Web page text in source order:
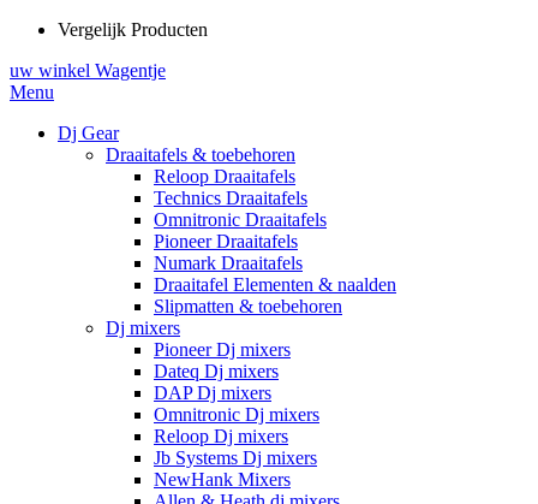
Vergelijk Producten
uw winkel Wagentje
Menu
Dj Gear
Draaitafels & toebehoren
Reloop Draaitafels
Technics Draaitafels
Omnitronic Draaitafels
Pioneer Draaitafels
Numark Draaitafels
Draaitafel Elementen & naalden
Slipmatten & toebehoren
Dj mixers
Pioneer Dj mixers
Dateq Dj mixers
DAP Dj mixers
Omnitronic Dj mixers
Reloop Dj mixers
Jb Systems Dj mixers
NewHank Mixers